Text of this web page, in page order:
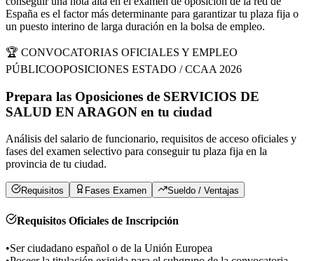
España es el factor más determinante para garantizar tu plaza fija o
un puesto interino de larga duración en la bolsa de empleo.
🏆 CONVOCATORIAS OFICIALES Y EMPLEO
PÚBLICOOPOSICIONES ESTADO / CCAA 2026
Prepara las Oposiciones de SERVICIOS DE
SALUD EN ARAGON en tu ciudad
Análisis del salario de funcionario, requisitos de acceso oficiales y
fases del examen selectivo para conseguir tu plaza fija en la
provincia de tu ciudad.
Requisitos Fases Examen Sueldo / Ventajas
Requisitos Oficiales de Inscripción
•Ser ciudadano español o de la Unión Europea